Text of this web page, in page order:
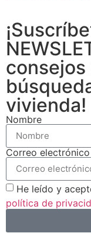
de la web.
Marketing
Al compartir tus
intereses y
comportamiento
mientras visitas
aumentas la
posibilidad de
ver contenido y
personalizados.
consejos
vivienda!
Nombre
Correo electrónico
He leído y
política de